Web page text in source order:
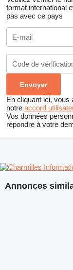
format international
pas avec ce pays
En cliquant ici, vous
notre accord
Vos données
répondre à votre
Annonces